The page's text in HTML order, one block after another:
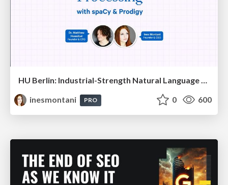
HU Berlin: Industrial-Strength Natural Language Processing with spaCy and Prodigy
inesmontani
PRO 0 600